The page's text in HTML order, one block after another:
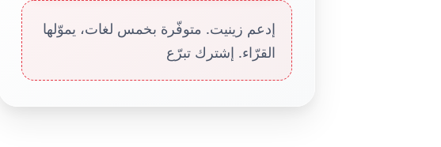
إدعم زينيت. متوفّرة بخمس لغات، يموّلها
القرّاء. إشترك تبرّع